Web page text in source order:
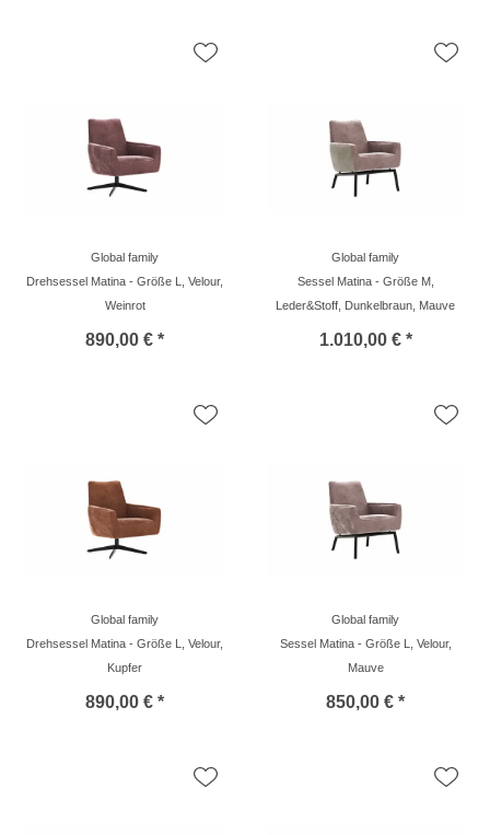
Global family
Drehsessel Matina - Größe L, Velour,
Weinrot
890,00 € *
Global family
Sessel Matina - Größe M,
Leder&Stoff, Dunkelbraun, Mauve
1.010,00 € *
Global family
Drehsessel Matina - Größe L, Velour,
Kupfer
890,00 € *
Global family
Sessel Matina - Größe L, Velour,
Mauve
850,00 € *